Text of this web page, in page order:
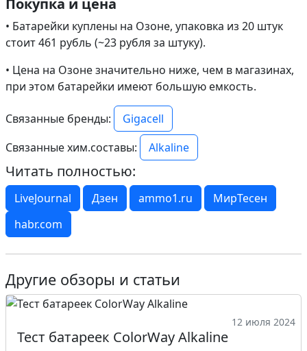
• Батарейки куплены на Озоне, упаковка из 20 штук
стоит 461 рубль (~23 рубля за штуку).
• Цена на Озоне значительно ниже, чем в магазинах,
при этом батарейки имеют большую емкость.
Связанные бренды:
Gigacell
Связанные хим.составы:
Alkaline
Читать полностью:
LiveJournal Дзен ammo1.ru
МирТесен
habr.com
Другие обзоры и статьи
12 июля 2024
Тест батареек ColorWay Alkaline